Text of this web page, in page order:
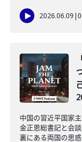
2026.06.09 |
中国の習近平国家
金正恩総書記と会
裏にある両国の思